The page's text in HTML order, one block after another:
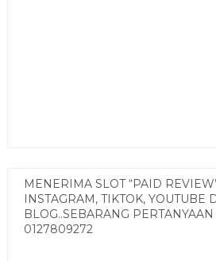
MENERIMA SLOT “PAID
INSTAGRAM, TIKTOK, YOUTUBE
BLOG..SEBARANG
0127809272